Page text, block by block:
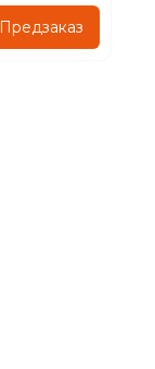
Предзаказ